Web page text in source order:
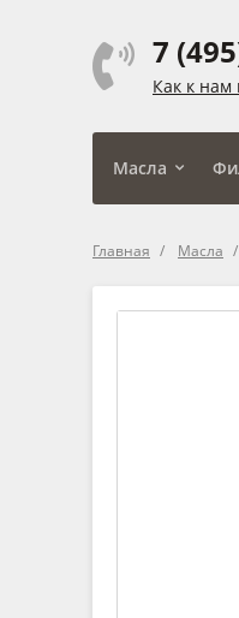
7
Как к нам
Масла
Главная Масла